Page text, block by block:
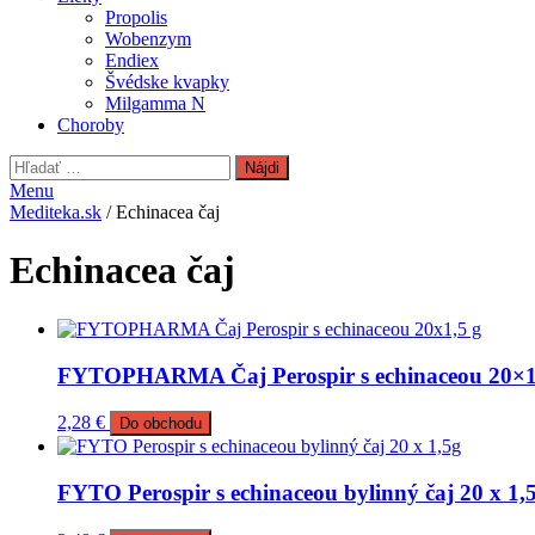
Propolis
Wobenzym
Endiex
Švédske kvapky
Milgamma N
Choroby
Hľadať:
Menu
Mediteka.sk / Echinacea čaj
Echinacea čaj
FYTOPHARMA Čaj Perospir s echinaceou
2,28 € Do obchodu
FYTO Perospir s echinaceou bylinný čaj 20 x